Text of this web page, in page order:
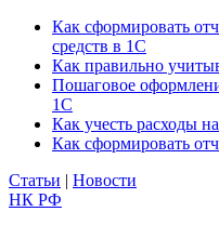
Как сформировать
средств в 1С
Как правильно
Пошаговое
1С
Как учесть расходы
Как сформировать
Статьи | Новости
НК РФ